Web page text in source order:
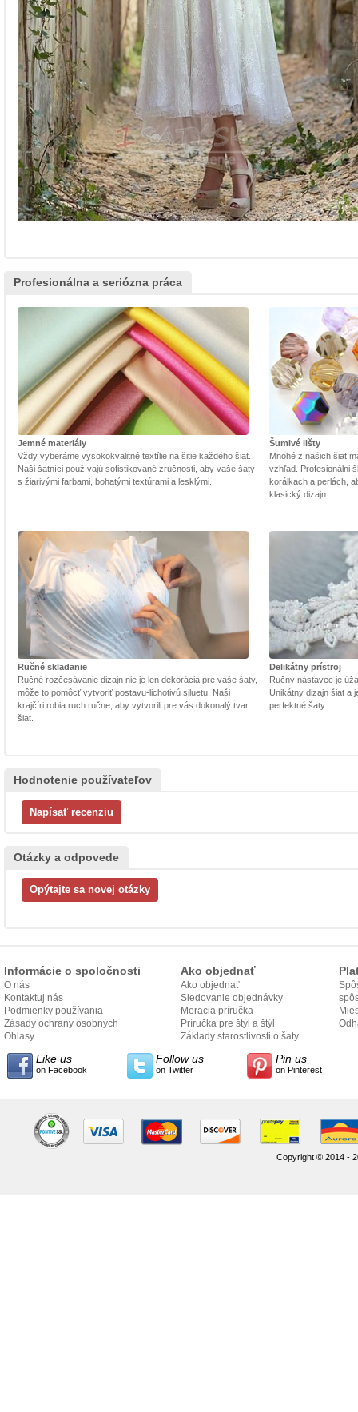
Profesionálna a seriózna práca
Jemné materiály
Vždy vyberáme vysokokvalitné textílie na šitie každého šiat.
Naši šatníci používajú sofistikované zručnosti, aby vaše šaty
s žiarivými farbami, bohatými textúrami a lesklými.
Šumivé lišty
Mnohé z našich šiat
vzhľad. Profesionálni
korálkach a perlách,
klasický dizajn.
Ručné skladanie
Ručné rozčesávanie dizajn nie je len dekorácia pre vaše šaty,
môže to pomôcť vytvoriť postavu-lichotivú siluetu. Naši
krajčíri robia ruch ručne, aby vytvorili pre vás dokonalý tvar
šiat.
Delikátny prístroj
Ručný nástavec je
Unikátny dizajn šiat a
perfektné šaty.
Hodnotenie používateľov
Otázky a odpovede
Informácie o spoločnosti
O nás
Kontaktuj nás
Podmienky používania
Zásady ochrany osobných
údajov
Ohlasy
Ako objednať
Ako objednať
Sledovanie objednávky
Meracia príručka
Príručka pre štýl a štýl
Základy starostlivosti o šaty
Like us
on Facebook
Follow us
on Twitter
Pin us
on Pinterest
Copyright © 2014 -